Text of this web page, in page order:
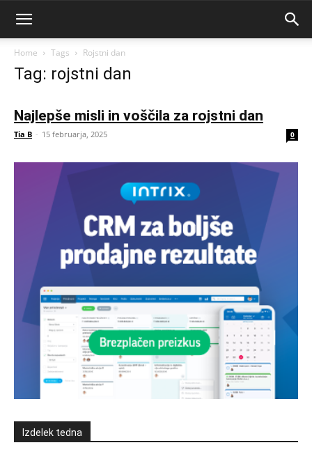
Home Tags Rojstni dan
Tag: rojstni dan
Najlepše misli in voščila za rojstni dan
Tia B - 15 februarja, 2025 0
Izdelek tedna